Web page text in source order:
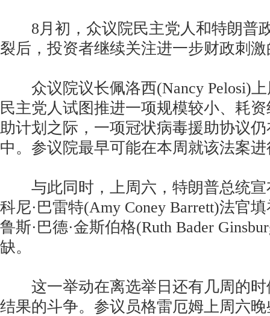
8月初，众议院民主党人和特朗普
裂后，投资者继续关注进一步财政刺
众议院议长佩洛西(Nancy Pelosi)上
民主党人试图推进一项规模较小、耗
助计划之际，一项冠状病毒援助协议
中。参议院最早可能在本周就该法案
与此同时，上周六，特朗普总统宣
科尼·巴雷特(Amy Coney Barrett)法官
鲁斯·巴德·金斯伯格(Ruth Bader
缺。
这一举动在离选举日还有几周的时
结果的斗争。参议员格雷厄姆上周六